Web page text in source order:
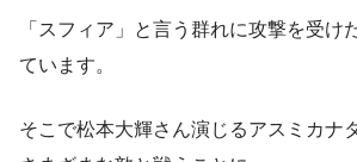
「スフィア」と言う群れに攻撃を受け
ています。
そこで松本大輝さん演じるアスミカナ